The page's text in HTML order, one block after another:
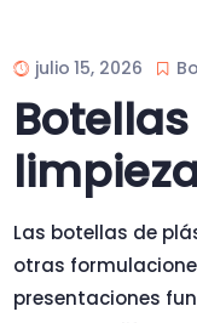
julio 15, 2026
Las botellas de
otras
presentaciones